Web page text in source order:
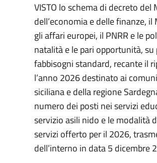
VISTO lo schema di decreto
dell’economia e delle finanze,
gli affari europei, il PNRR e le
natalità e le pari opportunità,
fabbisogni standard, recante il
l’anno 2026 destinato ai
siciliana e della regione
numero dei posti nei servizi
servizio asili nido e le modalità
servizi offerto per il 2026,
dell’interno in data 5 dicembre